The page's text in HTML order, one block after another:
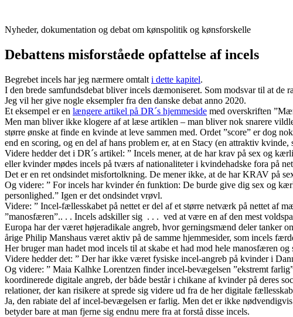
indhold
Nyheder, dokumentation og debat om kønspolitik og kønsforskelle
Debattens misforståede opfattelse af incels
Begrebet incels har jeg nærmere omtalt i dette kapitel.
I den brede samfundsdebat bliver incels dæmoniseret. Som modsvar til at de
Jeg vil her give nogle eksempler fra den danske debat anno 2020.
Et eksempel er en længere artikel på DR´s hjemmeside med overskriften
Men man bliver ikke klogere af at læse artiklen – man bliver nok snarere
større ønske at finde en kvinde at leve sammen med. Ordet ”score” er dog
end en scoring, og en del af hans problem er, at en Stacy (en attraktiv
Videre hedder det i DR´s artikel: ” Incels mener, at de har krav på sex og
eller kvinder mødes incels på tværs af nationaliteter i kvindehadske fora på
Det er en ret ondsindet misfortolkning. De mener ikke, at de har KRAV på
Og videre: ” For incels har kvinder én funktion: De burde give dig sex og
personlighed.” Igen er det ondsindet vrøvl.
Videre: ” Incel-fællesskabet på nettet er del af et større netværk på nettet af
”manosfæren”.. . . Incels adskiller sig . . . ved at være en af den mest
Europa har der været højeradikale angreb, hvor gerningsmænd deler tanker
årige Philip Manshaus været aktiv på de samme hjemmesider, som incels
Her bruger man hadet mod incels til at skabe et had mod hele manosfæren
Videre hedder det: ” Der har ikke været fysiske incel-angreb på kvinder i
Og videre: ” Maia Kalhke Lorentzen finder incel-bevægelsen ”ekstremt
koordinerede digitale angreb, der både består i chikane af kvinder på deres
relationer, der kan risikere at sprede sig videre ud fra de her digitale
Ja, den rabiate del af incel-bevægelsen er farlig. Men det er ikke
betyder bare at man fjerne sig endnu mere fra at forstå disse incels.